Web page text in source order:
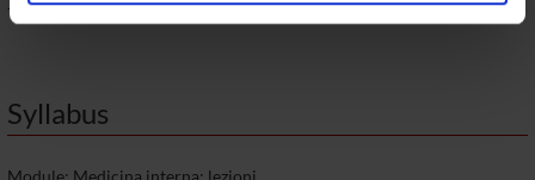
con altre informazioni che hai fornito loro o che hanno
-------
Syllabus
Module: Medicina interna: lezioni